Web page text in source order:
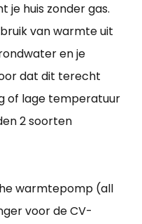
je huis zonder gas.
van warmte uit
en je
dat dit terecht
of lage temperatuur
2 soorten
warmtepomp (all
voor de CV-